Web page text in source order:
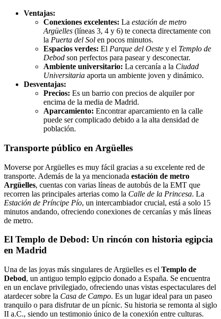
Ventajas:
Conexiones excelentes: La estación de metro
Argüelles (líneas 3, 4 y 6) te conecta directamente con
la Puerta del Sol en pocos minutos.
Espacios verdes: El Parque del Oeste y el Templo de
Debod son perfectos para pasear y desconectar.
Ambiente universitario: La cercanía a la Ciudad
Universitaria aporta un ambiente joven y dinámico.
Desventajas:
Precios: Es un barrio con precios de alquiler por
encima de la media de Madrid.
Aparcamiento: Encontrar aparcamiento en la calle
puede ser complicado debido a la alta densidad de
población.
Transporte público en Argüelles
Moverse por Argüelles es muy fácil gracias a su excelente red de
transporte. Además de la ya mencionada estación de metro
Argüelles, cuentas con varias líneas de autobús de la EMT que
recorren las principales arterias como la Calle de la Princesa. La
Estación de Príncipe Pío, un intercambiador crucial, está a solo 15
minutos andando, ofreciendo conexiones de cercanías y más líneas
de metro.
El Templo de Debod: Un rincón con historia egipcia
en Madrid
Una de las joyas más singulares de Argüelles es el Templo de
Debod, un antiguo templo egipcio donado a España. Se encuentra
en un enclave privilegiado, ofreciendo unas vistas espectaculares del
atardecer sobre la Casa de Campo. Es un lugar ideal para un paseo
tranquilo o para disfrutar de un pícnic. Su historia se remonta al siglo
II a.C., siendo un testimonio único de la conexión entre culturas.